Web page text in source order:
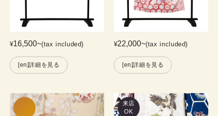
¥16,500~(tax included)
[en]詳細を見る
¥22,000~(tax included)
[en]詳細を見る
来店
OK